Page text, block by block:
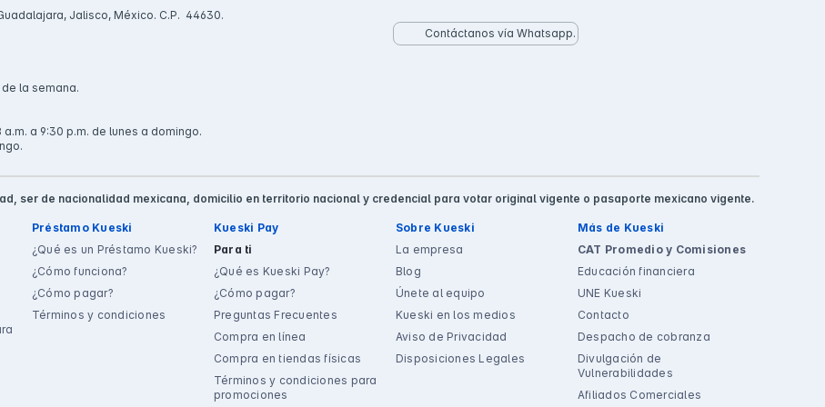
Jalisco, México. C.P. 44630.
la semana.
a.m. a 9:30 p.m. de lunes a domingo.
Contáctanos vía Whatsapp.
ser de nacionalidad mexicana, domicilio en territorio nacional y credencial para votar original vigente o pasaporte mexicano vigente.
Préstamo Kueski
¿Qué es un Préstamo Kueski?
¿Cómo funciona?
¿Cómo pagar?
Términos y condiciones
Kueski Pay
Para ti
¿Qué es Kueski Pay?
¿Cómo pagar?
Preguntas Frecuentes
Compra en línea
Compra en tiendas físicas
Términos y condiciones para
promociones
Sobre Kueski
La empresa
Blog
Únete al equipo
Kueski en los medios
Aviso de Privacidad
Disposiciones Legales
Más de Kueski
CAT Promedio y Comisiones
Educación financiera
UNE Kueski
Contacto
Despacho de cobranza
Divulgación de
Vulnerabilidades
Afiliados Comerciales